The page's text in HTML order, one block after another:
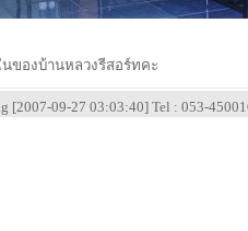
ของบ้านหลวงรีสอร์ทคะ
[2007-09-27 03:03:40] Tel : 053-